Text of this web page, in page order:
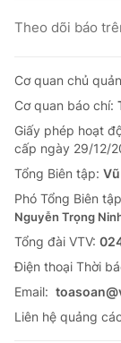
Theo dõi báo
Cơ quan chủ
Cơ quan báo chí:
Giấy phép hoạt
cấp ngày 29/12/
Tổng Biên tập:
Phó Tổng Biên
Nguyễn Trọng
Tổng đài VTV:
Ðiện thoại Thời
Email:
Liên hệ quảng